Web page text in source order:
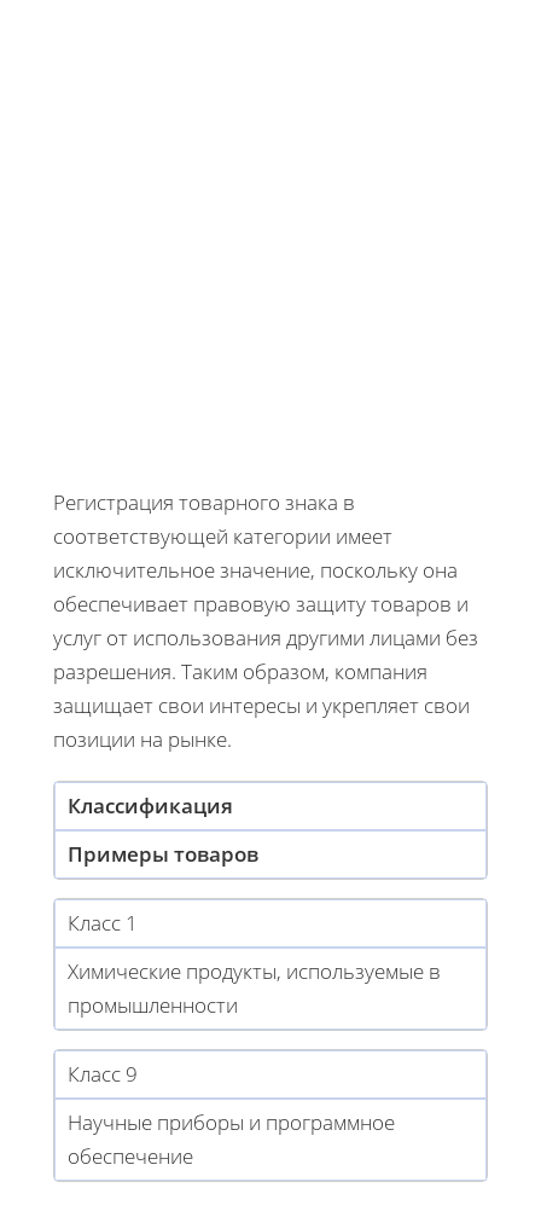
Регистрация товарного знака в
соответствующей категории имеет
исключительное значение, поскольку она
обеспечивает правовую защиту товаров и
услуг от использования другими лицами без
разрешения. Таким образом, компания
защищает свои интересы и укрепляет свои
позиции на рынке.
Классификация
Примеры товаров
Класс 1
Химические продукты, используемые в
промышленности
Класс 9
Научные приборы и программное
обеспечение